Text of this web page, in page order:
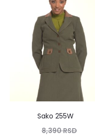
Sako 255W
8,390RSD